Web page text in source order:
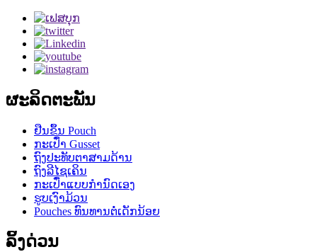
ຜະລິດຕະພັນ
ຢືນຂຶ້ນ Pouch
ກະເປົ໋າ Gusset
ຖົງປະທັບຕາສາມດ້ານ
ຖົງລີໄຊເຄິນ
ກະເປົ໋າແບບກຳນົດເອງ
ຮູບເງົາມ້ວນ
Pouches ທົນທານຕໍ່ເດັກນ້ອຍ
ລິ້ງດ່ວນ